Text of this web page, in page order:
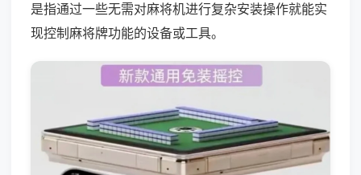
是指通过一些无需对麻将机进行复杂安装操作就能实
现控制麻将牌功能的设备或工具。